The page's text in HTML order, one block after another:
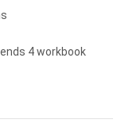
4 workbook